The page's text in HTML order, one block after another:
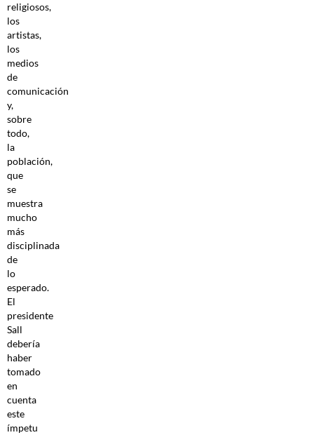
religiosos,
los
artistas,
los
medios
de
comunicación
y,
sobre
todo,
la
población,
que
se
muestra
mucho
más
disciplinada
de
lo
esperado.
El
presidente
Sall
debería
haber
tomado
en
cuenta
este
ímpetu